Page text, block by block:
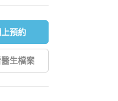
預約
生檔案